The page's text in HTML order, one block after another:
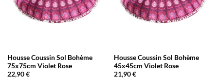
Housse Coussin Sol Bohème
75x75cm Violet Rose
22,90€
Housse Coussin Sol Bohème
45x45cm Violet Rose
21,90€